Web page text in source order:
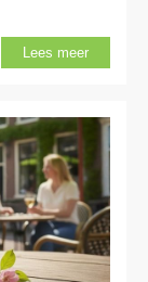
Lees meer